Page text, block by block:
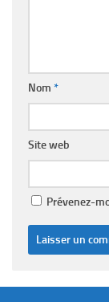
Nom *
Site web
Prévenez-